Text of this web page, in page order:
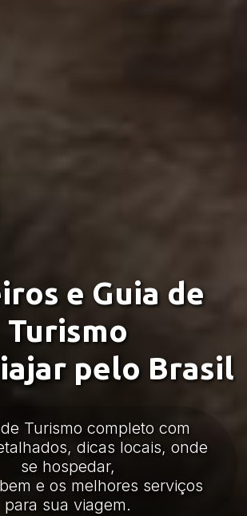
e Guia de
Turismo
pelo Brasil
Turismo completo com
dicas locais, onde
se hospedar,
e os melhores serviços
para sua viagem.